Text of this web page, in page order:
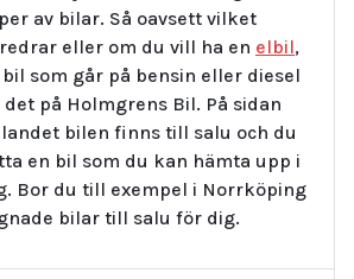
av bilar. Så oavsett vilket
eller om du vill ha en elbil,
som går på bensin eller diesel
på Holmgrens Bil. På sidan
bilen finns till salu och du
en bil som du kan hämta upp i
Bor du till exempel i Norrköping
bilar till salu för dig.